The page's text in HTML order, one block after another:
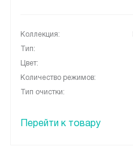
Коллекция:
Тип:
Цвет:
Количество режимов:
Тип очистки:
Перейти к товару